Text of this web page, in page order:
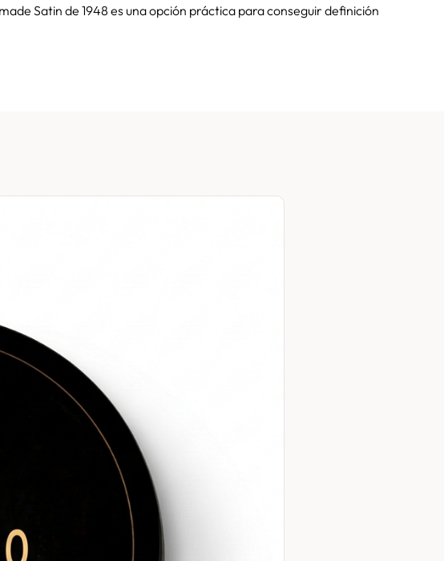
Satin de 1948 es una opción práctica para conseguir definición